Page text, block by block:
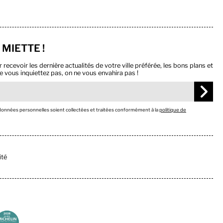
MIETTE !
les dernière actualités de votre ville préférée, les bons plans et
vous inquiettez pas, on ne vous envahira pas !
personnelles soient collectées et traitées conformément à lapolitique de